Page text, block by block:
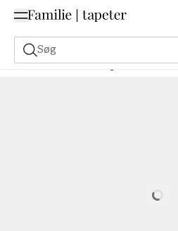
Søg
Malerfarve Bestilling Udfra NCS